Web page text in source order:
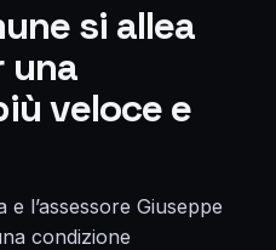
si allea
una
veloce e
l’assessore Giuseppe
condizione